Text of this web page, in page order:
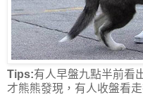
Tips:有人早盤九點半前看
才熊熊發現，有人收盤看